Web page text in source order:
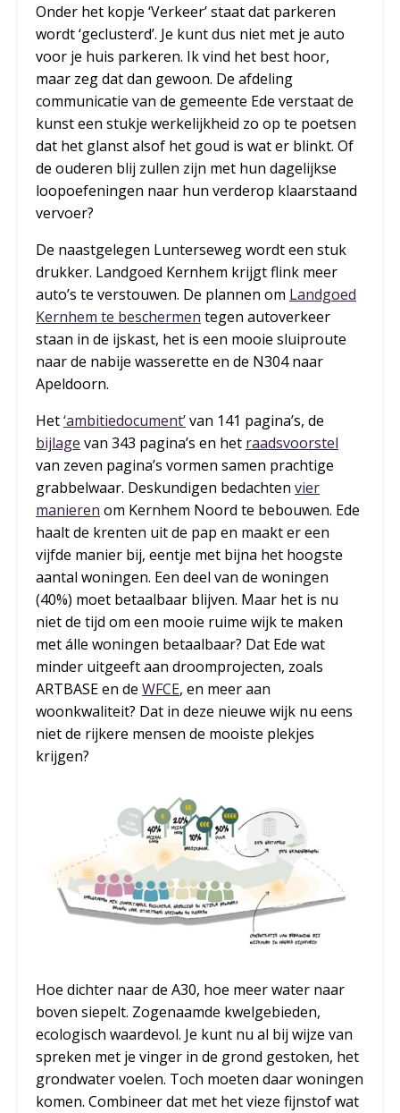
Onder het kopje ‘Verkeer’ staat dat parkeren
wordt ‘geclusterd’. Je kunt dus niet met je auto
voor je huis parkeren. Ik vind het best hoor,
maar zeg dat dan gewoon. De afdeling
communicatie van de gemeente Ede verstaat de
kunst een stukje werkelijkheid zo op te poetsen
dat het glanst alsof het goud is wat er blinkt. Of
de ouderen blij zullen zijn met hun dagelijkse
loopoefeningen naar hun verderop klaarstaand
vervoer?
De naastgelegen Lunterseweg wordt een stuk
drukker. Landgoed Kernhem krijgt flink meer
auto’s te verstouwen. De plannen om Landgoed
Kernhem te beschermen tegen autoverkeer
staan in de ijskast, het is een mooie sluiproute
naar de nabije wasserette en de N304 naar
Apeldoorn.
Het‘ambitiedocument’van 141 pagina’s, de
bijlage van 343 pagina’s en het raadsvoorstel
van zeven pagina’s vormen samen prachtige
grabbelwaar. Deskundigen bedachten vier
manieren om Kernhem Noord te bebouwen. Ede
haalt de krenten uit de pap en maakt er een
vijfde manier bij, eentje met bijna het hoogste
aantal woningen. Een deel van de woningen
(40%) moet betaalbaar blijven. Maar het is nu
niet de tijd om een mooie ruime wijk te maken
met álle woningen betaalbaar? Dat Ede wat
minder uitgeeft aan droomprojecten, zoals
ARTBASE en de WFCE, en meer aan
woonkwaliteit? Dat in deze nieuwe wijk nu eens
niet de rijkere mensen de mooiste plekjes
krijgen?
Hoe dichter naar de A30, hoe meer water naar
boven siepelt. Zogenaamde kwelgebieden,
ecologisch waardevol. Je kunt nu al bij wijze van
spreken met je vinger in de grond gestoken, het
grondwater voelen. Toch moeten daar woningen
komen. Combineer dat met het vieze fijnstof wat